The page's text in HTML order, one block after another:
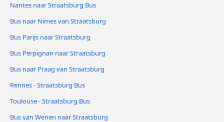
Nantes naar Straatsburg Bus
Bus naar Nimes van Straatsburg
Bus Parijs naar Straatsburg
Bus Perpignan naar Straatsburg
Bus naar Praag van Straatsburg
Rennes - Straatsburg Bus
Toulouse - Straatsburg Bus
Bus van Wenen naar Straatsburg